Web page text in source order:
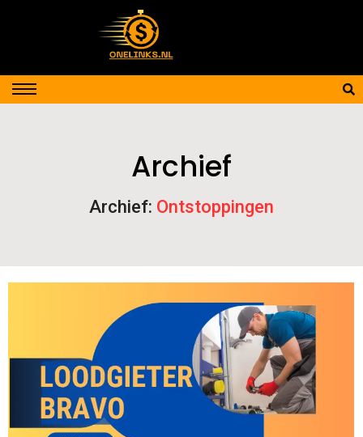
Archief
Archief: Ontstoppingen